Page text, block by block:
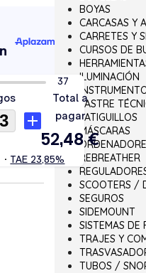
BOYAS
CARCASAS Y
CARRETES Y
CURSOS DE
ILUMINACIÓN
LASTRE
LATIGUILLOS
MÁSCARAS
REBREATHER
SCOOTERS /
SEGUROS
SIDEMOUNT
SISTEMAS DE
TRAJES Y
TUBOS /